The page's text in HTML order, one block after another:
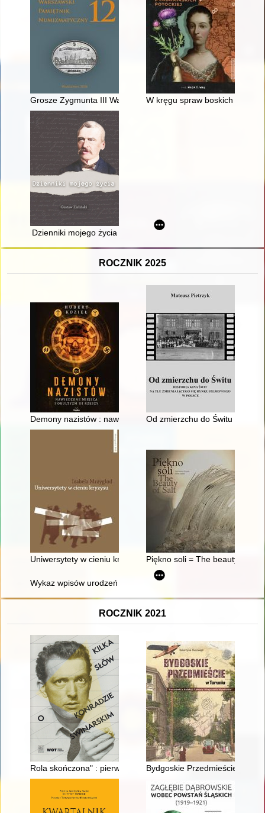
Grosze Zygmunta III Wazy z mennicy gdańskiej w latach
W kręgu spraw boskich :
Dzienniki mojego życia
ROCZNIK 2025
Demony nazistów : nawiedzone miejsca i okultyzm III Rzeszy
Od zmierzchu do Świtu :
Uniwersytety w cieniu kryzysu : nacjonalistyczna
Piękno soli = The beauty of salt
Wykaz wpisów urodzeń z lat: 1884-1913 w Parafii
ROCZNIK 2021
Rola skończona" : pierwsze i ostatnie "Wyzwolenie" Jerzego
Bydgoskie Przedmieście w